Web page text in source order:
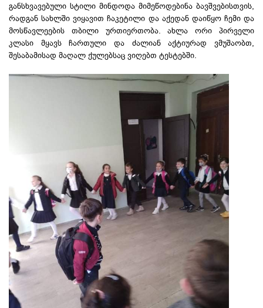
განსხვავებული სტილი მინდოდა მიმეწოდებინა ბავშვებისთვის,
რადგან სახლში ვიყავით ჩაკეტილი და აქედან დაიწყო ჩემი და
მოსწავლეების თბილი ურთიერთობა. ახლა ორი პირველი
კლასი მყავს ჩართული და ძალიან აქტიურად ვმუშაობთ,
შესაბამისად მაღალ ქულებსაც ვიღებთ ტესტებში.